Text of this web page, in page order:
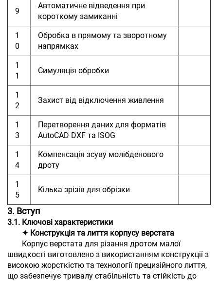
9
Автоматичне відведення при
короткому замиканні
1
0
Обробка в прямому та зворотному
напрямках
1
1
Симуляція обробки
1
2
Захист від відключення живлення
1
3
Перетворення даних для форматів
AutoCAD DXF та ISOG
1
4
Компенсація зсуву молібденового
дроту
1
5
Кілька зрізів для обрізки
3. Вступ
3.1. Ключові характеристики
✦ Конструкція та лиття корпусу верстата
Корпус верстата для різання дротом малої
швидкості виготовлено з використанням конструкції з
високою жорсткістю та технології прецизійного лиття,
що забезпечує тривалу стабільність та стійкість до